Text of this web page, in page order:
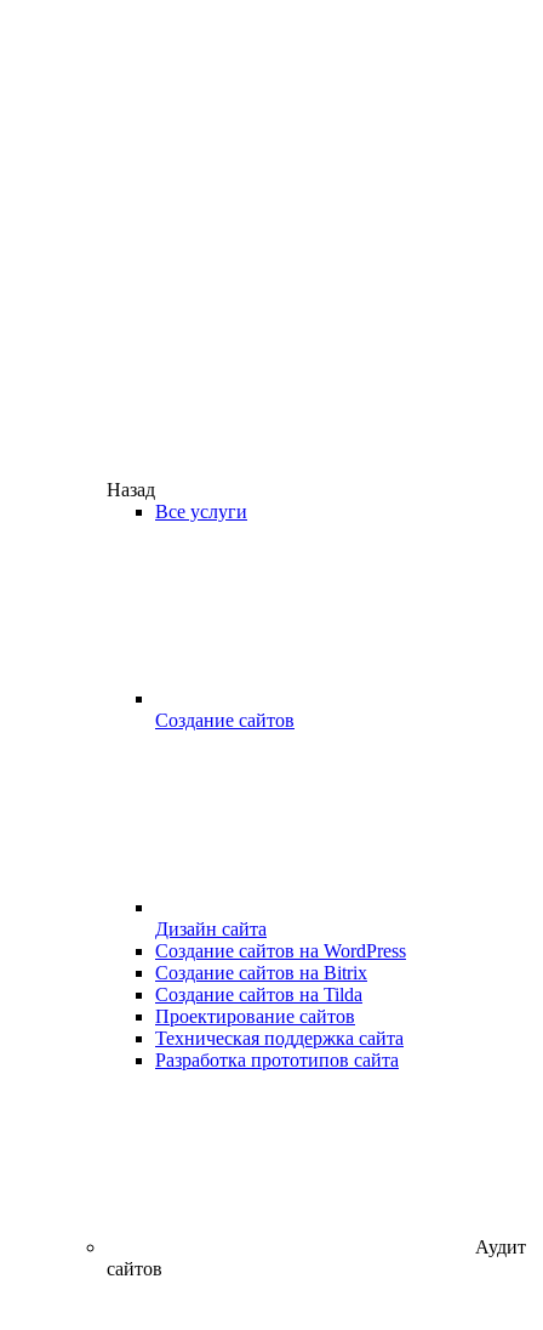
Назад
Все услуги
Создание сайтов
Дизайн сайта
Создание сайтов на WordPress
Создание сайтов на Bitrix
Создание сайтов на Tilda
Проектирование сайтов
Техническая поддержка сайта
Разработка прототипов сайта
Аудит
сайтов